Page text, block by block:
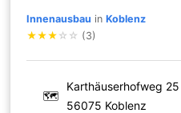
Innenausbau inKoblenz
★★★ ☆ ☆ (3)
🗺
Karthäuserhofweg 25
56075 Koblenz